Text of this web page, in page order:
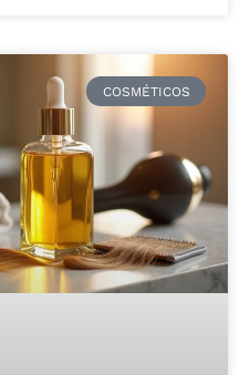
COSMÉTICOS